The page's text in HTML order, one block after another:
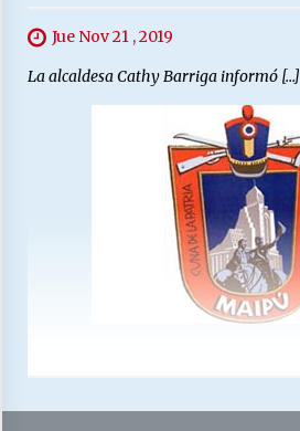
Jue Nov 21 , 2019
La alcaldesa Cathy Barriga informó […]